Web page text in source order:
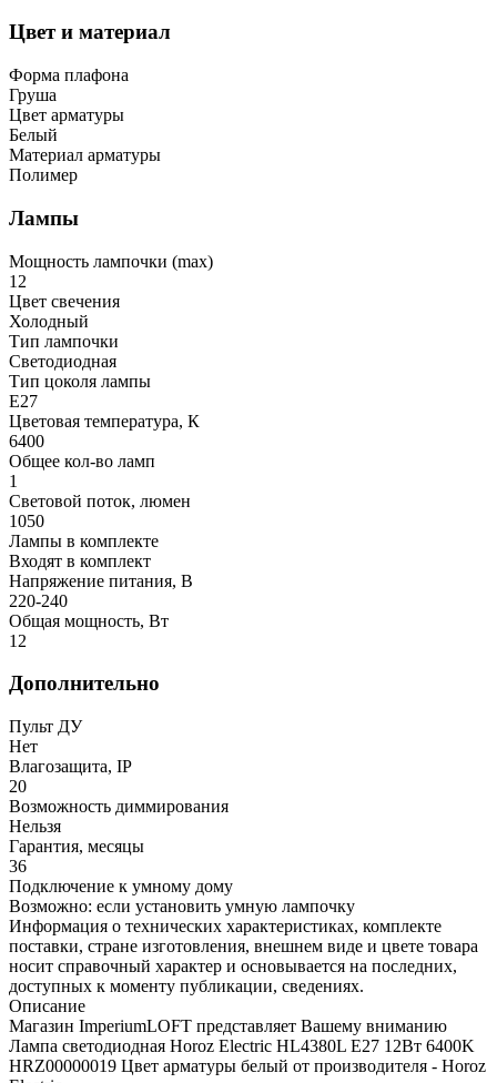
Цвет и материал
Форма плафона
Груша
Цвет арматуры
Белый
Материал арматуры
Полимер
Лампы
Мощность лампочки (max)
12
Цвет свечения
Холодный
Тип лампочки
Светодиодная
Тип цоколя лампы
E27
Цветовая температура, К
6400
Общее кол-во ламп
1
Световой поток, люмен
1050
Лампы в комплекте
Входят в комплект
Напряжение питания, В
220-240
Общая мощность, Вт
12
Дополнительно
Пульт ДУ
Нет
Влагозащита, IP
20
Возможность диммирования
Нельзя
Гарантия, месяцы
36
Подключение к умному дому
Возможно: если установить умную лампочку
Информация о технических характеристиках, комплекте
поставки, стране изготовления, внешнем виде и цвете товара
носит справочный характер и основывается на последних,
доступных к моменту публикации, сведениях.
Описание
Магазин ImperiumLOFT представляет Вашему вниманию
Лампа светодиодная Horoz Electric HL4380L E27 12Вт 6400K
HRZ00000019 Цвет арматуры белый от производителя - Horoz